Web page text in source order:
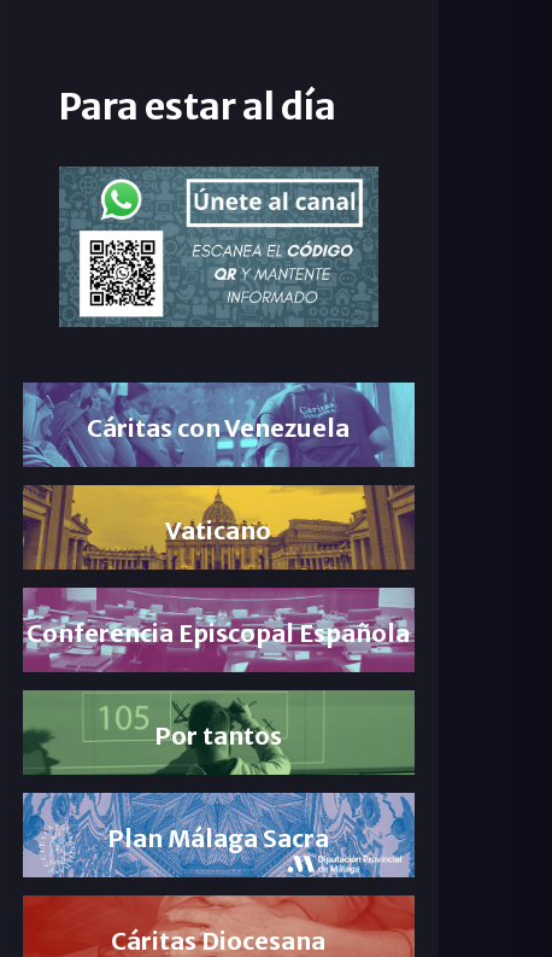
Para estar al día
Cáritas con Venezuela
Vaticano
Conferencia Episcopal Española
Por tantos
Plan Málaga Sacra
Cáritas Diocesana